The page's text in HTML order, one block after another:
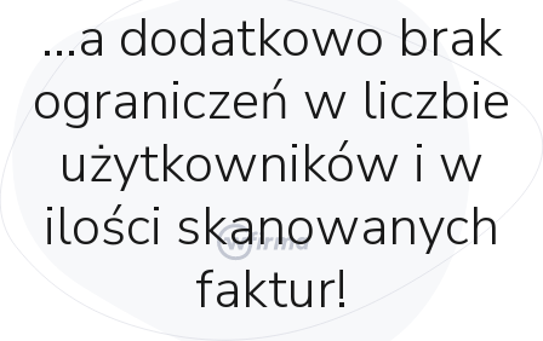
…a dodatkowo brak
ograniczeń w liczbie
użytkowników i w
ilości skanowanych
faktur!